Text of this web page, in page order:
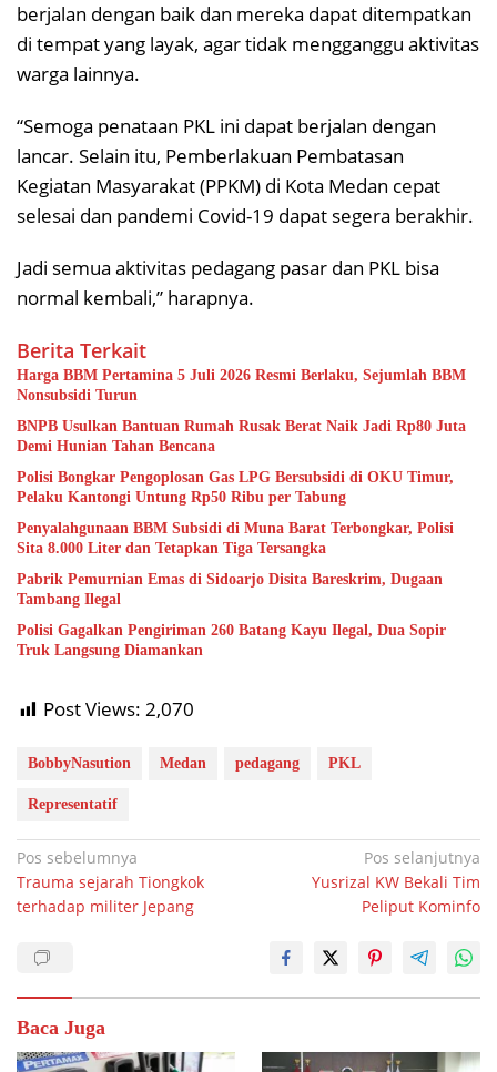
berjalan dengan baik dan mereka dapat ditempatkan
di tempat yang layak, agar tidak mengganggu aktivitas
warga lainnya.
“Semoga penataan PKL ini dapat berjalan dengan
lancar. Selain itu, Pemberlakuan Pembatasan
Kegiatan Masyarakat (PPKM) di Kota Medan cepat
selesai dan pandemi Covid-19 dapat segera berakhir.
Jadi semua aktivitas pedagang pasar dan PKL bisa
normal kembali,” harapnya.
Berita Terkait
Harga BBM Pertamina 5 Juli 2026 Resmi Berlaku, Sejumlah BBM
Nonsubsidi Turun
BNPB Usulkan Bantuan Rumah Rusak Berat Naik Jadi Rp80 Juta
Demi Hunian Tahan Bencana
Polisi Bongkar Pengoplosan Gas LPG Bersubsidi di OKU Timur,
Pelaku Kantongi Untung Rp50 Ribu per Tabung
Penyalahgunaan BBM Subsidi di Muna Barat Terbongkar, Polisi
Sita 8.000 Liter dan Tetapkan Tiga Tersangka
Pabrik Pemurnian Emas di Sidoarjo Disita Bareskrim, Dugaan
Tambang Ilegal
Polisi Gagalkan Pengiriman 260 Batang Kayu Ilegal, Dua Sopir
Truk Langsung Diamankan
Post Views: 2,070
BobbyNasution Medan pedagang PKL
Representatif
Navigasi
pos
Pos sebelumnya
Trauma sejarah Tiongkok
terhadap militer Jepang
Pos selanjutnya
Yusrizal KW Bekali Tim
Peliput Kominfo
Baca Juga